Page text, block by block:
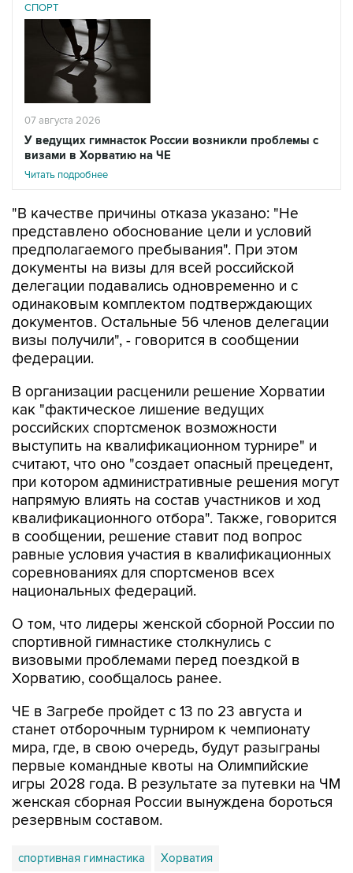
СПОРТ
07 августа 2026
У ведущих гимнасток России возникли проблемы с
визами в Хорватию на ЧЕ
Читать подробнее
"В качестве причины отказа указано: "Не
представлено обоснование цели и условий
предполагаемого пребывания". При этом
документы на визы для всей российской
делегации подавались одновременно и с
одинаковым комплектом подтверждающих
документов. Остальные 56 членов делегации
визы получили", - говорится в сообщении
федерации.
В организации расценили решение Хорватии
как "фактическое лишение ведущих
российских спортсменок возможности
выступить на квалификационном турнире" и
считают, что оно "создает опасный прецедент,
при котором административные решения могут
напрямую влиять на состав участников и ход
квалификационного отбора". Также, говорится
в сообщении, решение ставит под вопрос
равные условия участия в квалификационных
соревнованиях для спортсменов всех
национальных федераций.
О том, что лидеры женской сборной России по
спортивной гимнастике столкнулись с
визовыми проблемами перед поездкой в
Хорватию, сообщалось ранее.
ЧЕ в Загребе пройдет с 13 по 23 августа и
станет отборочным турниром к чемпионату
мира, где, в свою очередь, будут разыграны
первые командные квоты на Олимпийские
игры 2028 года. В результате за путевки на ЧМ
женская сборная России вынуждена бороться
резервным составом.
спортивная гимнастика Хорватия